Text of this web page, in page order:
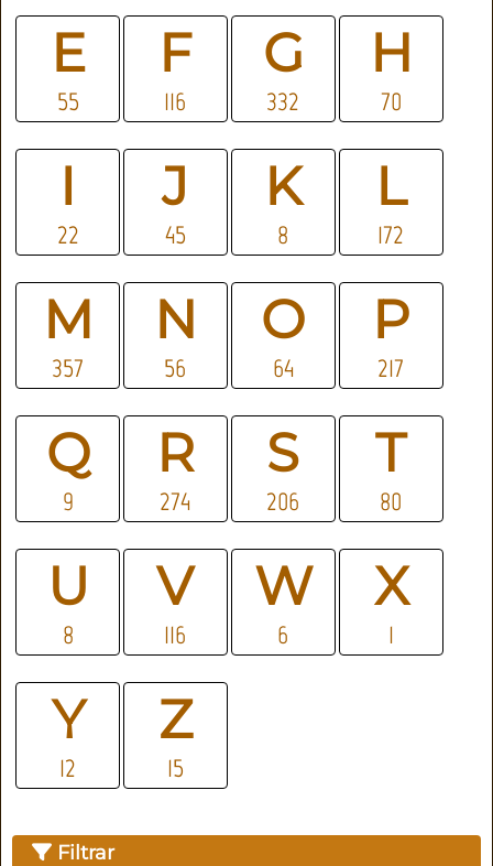
E
55
F
116
G
332
H
70
I
22
J
45
K
8
L
172
M
357
N
56
O
64
P
217
Q
9
R
274
S
206
T
80
U
8
V
116
W
6
X
1
Y
12
Z
15
Filtrar